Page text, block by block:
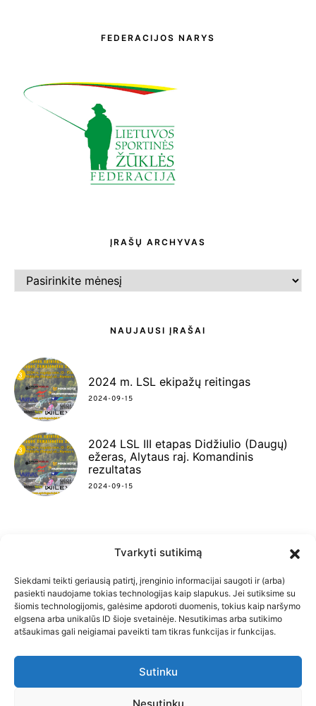
Tvarkyti sutikimą
Siekdami teikti geriausią patirtį, įrenginio informacijai saugoti ir (arba)
pasiekti naudojame tokias technologijas kaip slapukus. Jei sutiksime su
šiomis technologijomis, galėsime apdoroti duomenis, tokius kaip naršymo
elgsena arba unikalūs ID šioje svetainėje. Nesutikimas arba sutikimo
atšaukimas gali neigiamai paveikti tam tikras funkcijas ir funkcijas.
Sutinku
Nesutinku
FEDERACIJOS NARYS
ĮRAŠŲ ARCHYVAS
ARCHYVAS
NAUJAUSI ĮRAŠAI
2024 m. LSL ekipažų reitingas
2024-09-15
2024 LSL III etapas Didžiulio (Daugų)
ežeras, Alytaus raj. Komandinis
rezultatas
2024-09-15
PRADŽIA
PRIVATUMO POLITIKA
KONTAKTAI
Lietuvos spiningautojų lygos čempionatas nuo 2010